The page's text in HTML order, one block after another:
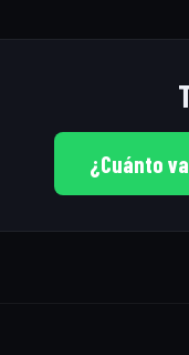
¿Cuánto